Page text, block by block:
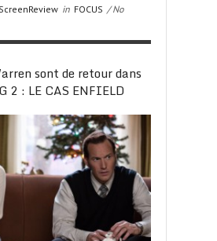
ScreenReview in FOCUS / No
sont de retour dans
2 : LE CAS ENFIELD